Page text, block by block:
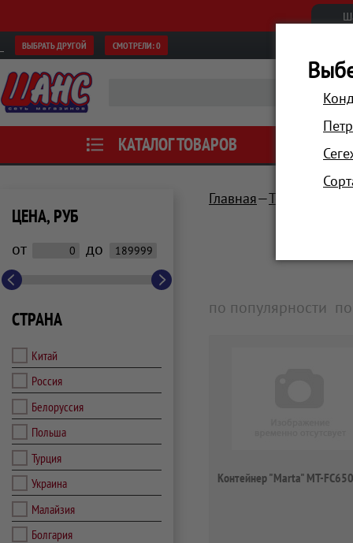
ВЫБРАТЬ ДРУГОЙ СМОТРЕЛИ:0
КАТАЛОГ ТОВАРОВ АКЦИИ
ЦЕНА, РУБ
от до
СТРАНА
Китай
Россия
Белоруссия
Польша
Турция
Украина
Малайзия
Болгария
Главная Техника для
по популярности
Контейнер "Marta" MT-FC650